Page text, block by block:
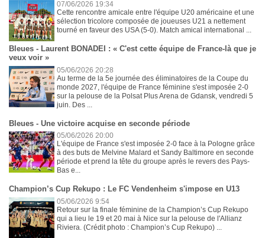
07/06/2026 19:34
Cette rencontre amicale entre l'équipe U20 américaine et une
sélection tricolore composée de joueuses U21 a nettement
tourné en faveur des USA (5-0). Match amical international ...
Bleues - Laurent BONADEI : « C'est cette équipe de France-là que je
veux voir »
05/06/2026 20:28
Au terme de la 5e journée des éliminatoires de la Coupe du
monde 2027, l'équipe de France féminine s'est imposée 2-0
sur la pelouse de la Polsat Plus Arena de Gdansk, vendredi 5
juin. Des ...
Bleues - Une victoire acquise en seconde période
05/06/2026 20:00
L'équipe de France s'est imposée 2-0 face à la Pologne grâce
à des buts de Melvine Malard et Sandy Baltimore en seconde
période et prend la tête du groupe après le revers des Pays-
Bas e...
Champion’s Cup Rekupo : Le FC Vendenheim s'impose en U13
05/06/2026 9:54
Retour sur la finale féminine de la Champion’s Cup Rekupo
qui a lieu le 19 et 20 mai à Nice sur la pelouse de l'Allianz
Riviera. (Crédit photo : Champion’s Cup Rekupo) ...